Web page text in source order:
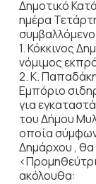
Δημοτικό
ημέρα
1. Κόκκινος
νόμιμος
2. Κ.
Εμπόριο
για
του Δήμου
οποία
Δημάρχου , θα
ακόλουθα: